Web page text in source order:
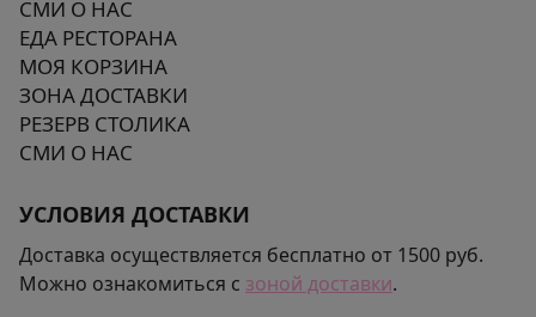
СМИ О НАС
ЕДА РЕСТОРАНА
МОЯ КОРЗИНА
ЗОНА ДОСТАВКИ
РЕЗЕРВ СТОЛИКА
СМИ О НАС
УСЛОВИЯ ДОСТАВКИ
Доставка осуществляется бесплатно от 1500 руб.
Можно ознакомиться с зоной доставки.